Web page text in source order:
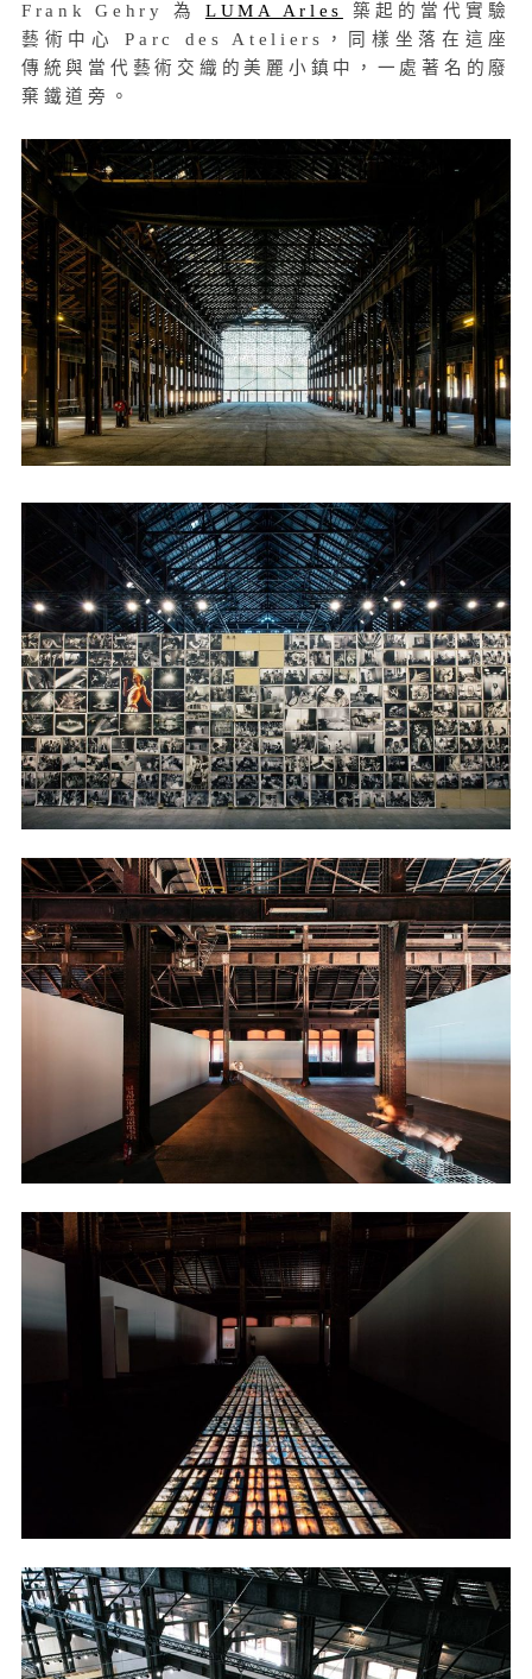
Frank Gehry 為 LUMA Arles
築起的當代實驗
藝術中心 Parc des Ateliers，同樣坐落在這座
傳統與當代藝術交織的美麗小鎮中，一處著名的廢
棄鐵道旁。